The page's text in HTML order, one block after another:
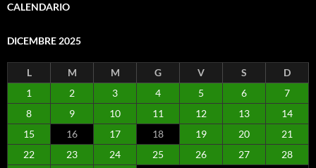
CALENDARIO
DICEMBRE 2025
L M M G V S
D
1
2 3 4 5 6
7
8
9 10 11 12 13
14
15
16 17 18 19 20
21
22
23 24 25 26 27
28